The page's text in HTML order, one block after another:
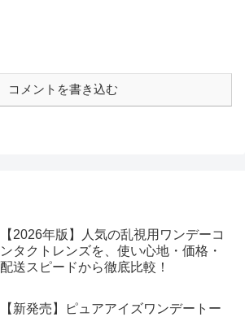
コメントを書き込む
【2026年版】人気の乱視用ワンデーコ
ンタクトレンズを、使い心地・価格・
配送スピードから徹底比較！
【新発売】ピュアアイズワンデートー